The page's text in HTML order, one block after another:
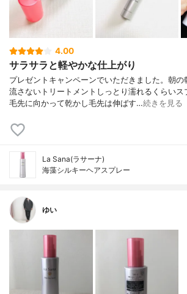
4.00
サラサラと軽やかな仕上がり
プレゼントキャンペーンでいただきました。朝
流さないトリートメントしっとり濡れるくらいス
毛先に向かって乾かし毛先は伸ばす…続きを見る
La Sana(ラサーナ)
海藻シルキーヘアスプレー
ゆい